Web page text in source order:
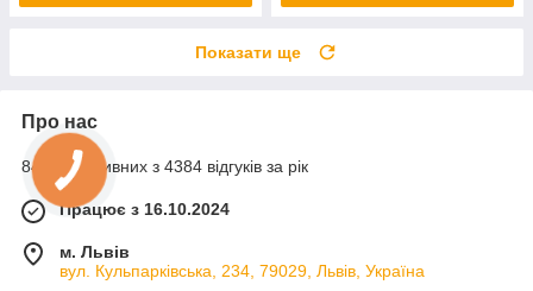
Показати ще
Про нас
84% позитивних з 4384 відгуків за рік
Працює з 16.10.2024
м. Львів
вул. Кульпарківська, 234, 79029, Львів, Україна